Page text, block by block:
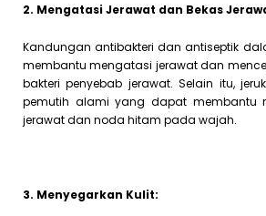
2. Mengatasi Jerawat dan Bekas
Kandungan antibakteri dan antiseptik
membantu mengatasi jerawat dan
bakteri penyebab jerawat. Selain itu,
pemutih alami yang dapat membantu
jerawat dan noda hitam pada wajah.
3. Menyegarkan Kulit: